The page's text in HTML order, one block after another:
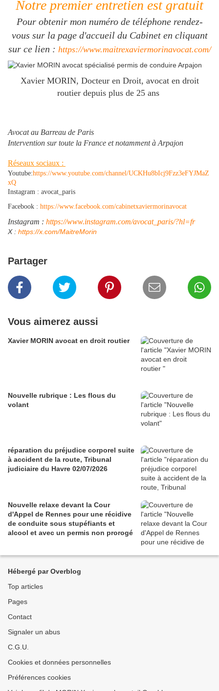
Notre premier entretien est gratuit
Pour obtenir mon numéro de téléphone rendez-
vous sur la page d'accueil du Cabinet en cliquant
sur ce lien : https://www.maitrexaviermorinavocat.com/
Xavier MORIN, Docteur en Droit, avocat en droit
routier depuis plus de 25 ans
Avocat au Barreau de Paris
Intervention sur toute la France et notamment à Arpajon
Réseaux sociaux :
Youtube:https://www.youtube.com/channel/UCKHu8bIcj9Fzz3eFYJMaZ
xQ
Instagram : avocat_paris
Facebook : https://www.facebook.com/cabinetxaviermorinavocat
Instagram : https://www.instagram.com/avocat_paris/?hl=fr
​X : https://x.com/MaitreMorin
Partager
Vous aimerez aussi
Xavier MORIN avocat en droit routier
Nouvelle rubrique : Les flous du
volant
réparation du préjudice corporel suite
à accident de la route, Tribunal
judiciaire du Havre 02/07/2026
Nouvelle relaxe devant la Cour
d'Appel de Rennes pour une récidive
de conduite sous stupéfiants et
alcool et avec un permis non prorogé
Hébergé par Overblog
Top articles
Pages
Contact
Signaler un abus
C.G.U.
Cookies et données personnelles
Préférences cookies